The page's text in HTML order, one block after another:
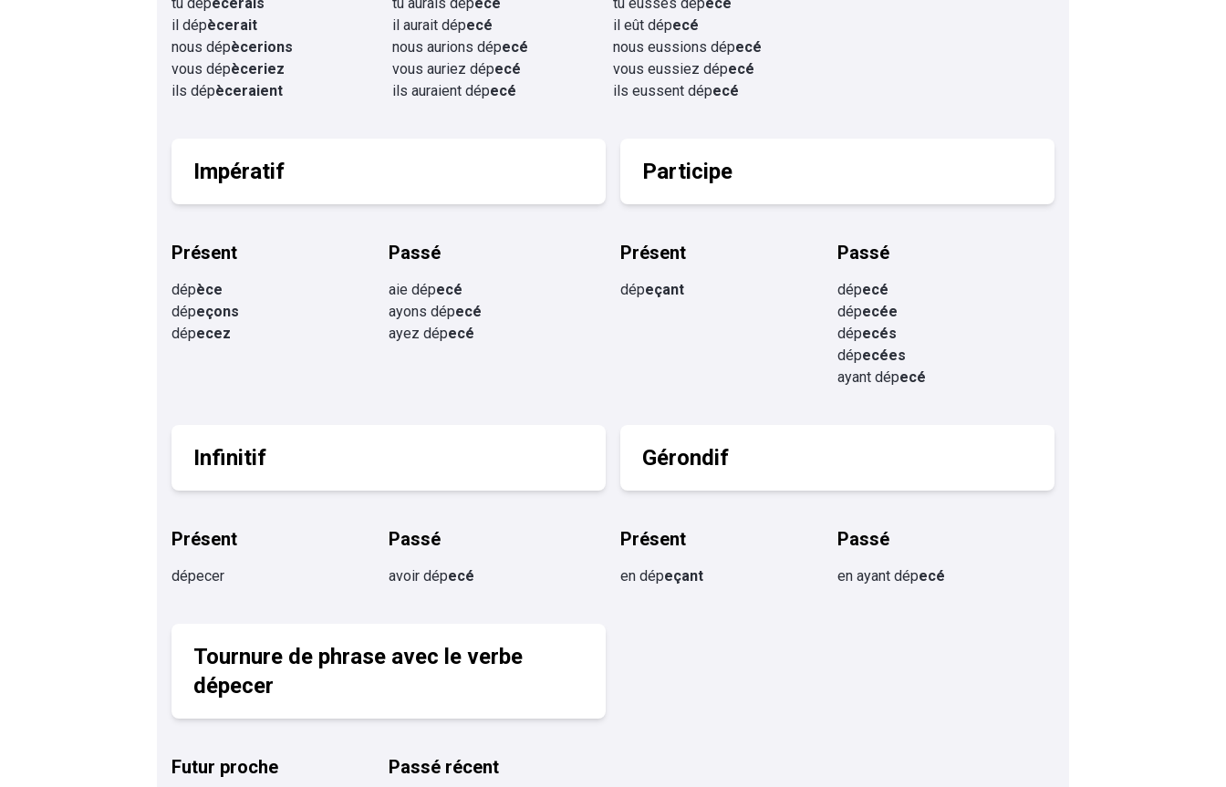
il dépècerait
nous dépècerions
vous dépèceriez
ils dépèceraient
il aurait dépecé
nous aurions dépecé
vous auriez dépecé
ils auraient dépecé
il eût dépecé
nous eussions dépecé
vous eussiez dépecé
ils eussent dépecé
Impératif
Présent
dépèce
dépeçons
dépecez
Passé
aie dépecé
ayons dépecé
ayez dépecé
Participe
Présent
dépeçant
Passé
dépecé
dépecée
dépecés
dépecées
ayant dépecé
Infinitif
Présent
dépecer
Passé
avoir dépecé
Gérondif
Présent
en dépeçant
Passé
en ayant dépecé
Tournure de phrase avec le verbe
dépecer
Futur proche Passé récent